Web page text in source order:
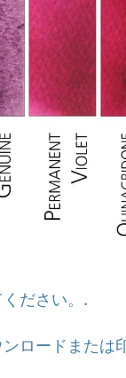
ださい。.
ロードまたは